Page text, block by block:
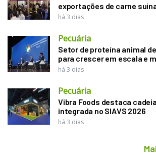
exportações de carne
há 3 dias
Pecuária
Setor de proteína animal
para crescer em escala e
há 3 dias
Pecuária
Vibra Foods destaca
integrada no SIAVS 2026
há 3 dias